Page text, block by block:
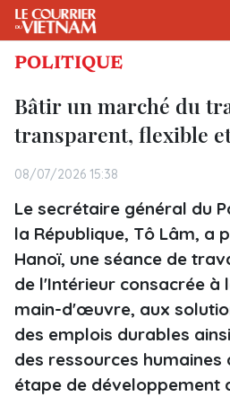
POLITIQUE
Bâtir un marché du
transparent, flexible
08/07/2026 15:38
Le secrétaire général du
la République, Tô Lâm, a
Hanoï, une séance de
de l'Intérieur consacrée à
main-d'œuvre, aux
des emplois durables
des ressources humaines
étape de développement